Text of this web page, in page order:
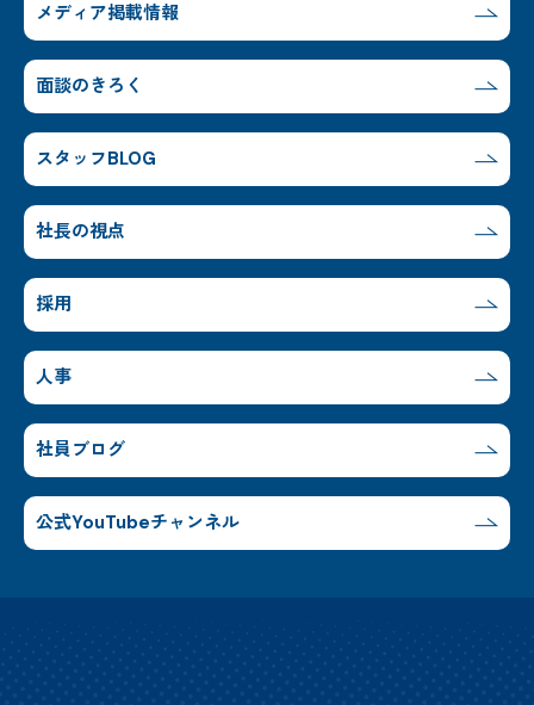
メディア掲載情報
面談のきろく
スタッフBLOG
社長の視点
採用
人事
社員ブログ
公式YouTubeチャンネル